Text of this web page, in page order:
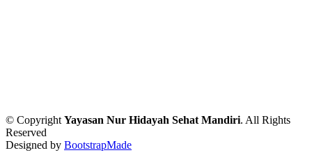
© Copyright Yayasan Nur Hidayah Sehat Mandiri. All Rights
Reserved
Designed by BootstrapMade